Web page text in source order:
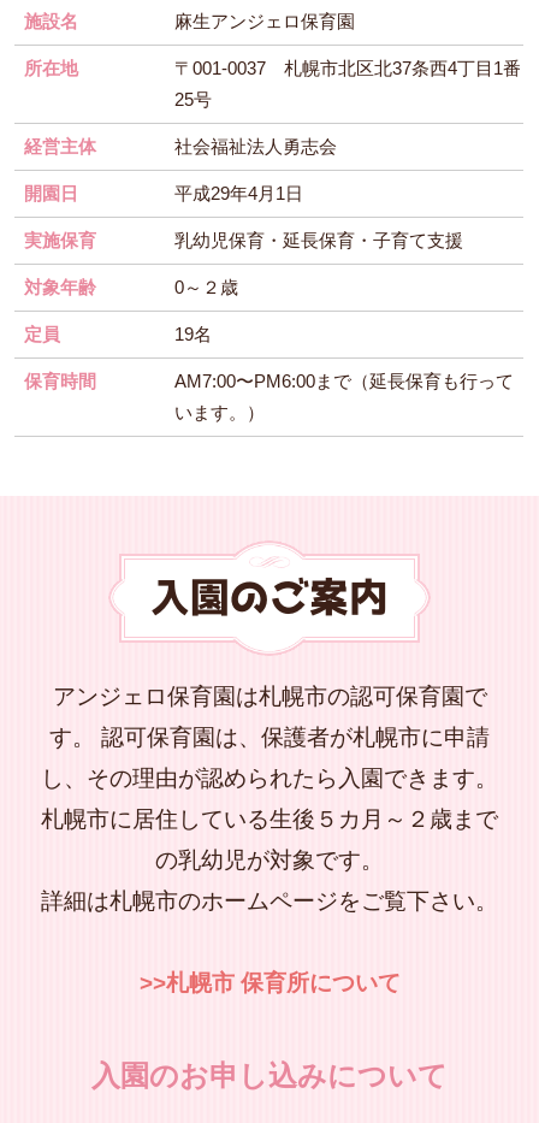
施設名 麻生アンジェロ保育園
所在地
〒001-0037 札幌市北区北37条西4丁目1番
25号
経営主体 社会福祉法人勇志会
開園日 平成29年4月1日
実施保育 乳幼児保育・延長保育・子育て支援
対象年齢 0～２歳
定員 19名
保育時間
AM7:00〜PM6:00まで（延長保育も行って
います。）
入園のご案内
アンジェロ保育園は札幌市の認可保育園で
す。 認可保育園は、保護者が札幌市に申請
し、その理由が認められたら入園できます。
札幌市に居住している生後５カ月～２歳まで
の乳幼児が対象です。
詳細は札幌市のホームページをご覧下さい。
>>札幌市 保育所について
入園のお申し込みについて